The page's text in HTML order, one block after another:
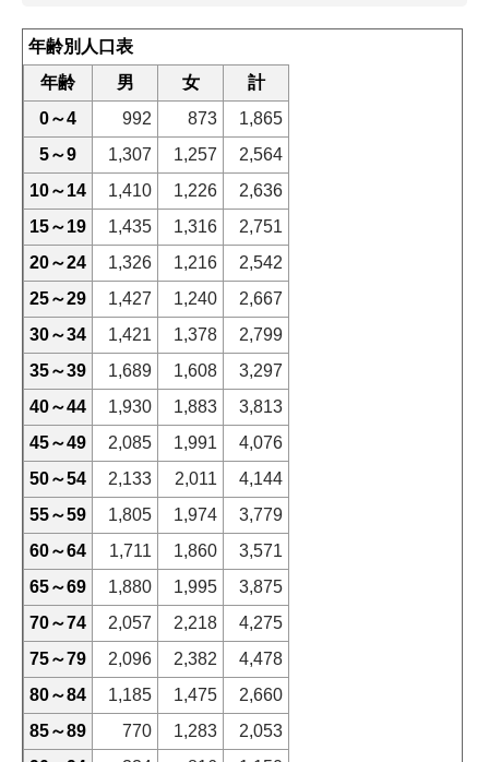
年齢別人口表
年齢
男 女
計
0～4
992 873
1,865
5～9
1,307 1,257
2,564
10～14
1,410 1,226
2,636
15～19
1,435 1,316
2,751
20～24
1,326 1,216
2,542
25～29
1,427 1,240
2,667
30～34
1,421 1,378
2,799
35～39
1,689 1,608
3,297
40～44
1,930 1,883
3,813
45～49
2,085 1,991
4,076
50～54
2,133 2,011
4,144
55～59
1,805 1,974
3,779
60～64
1,711 1,860
3,571
65～69
1,880 1,995
3,875
70～74
2,057 2,218
4,275
75～79
2,096 2,382
4,478
80～84
1,185 1,475
2,660
85～89
770 1,283
2,053